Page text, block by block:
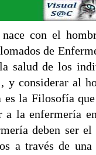
con el
de
salud de los
y considerar al
la Filosofía
a la enfermería
deben ser
a través de